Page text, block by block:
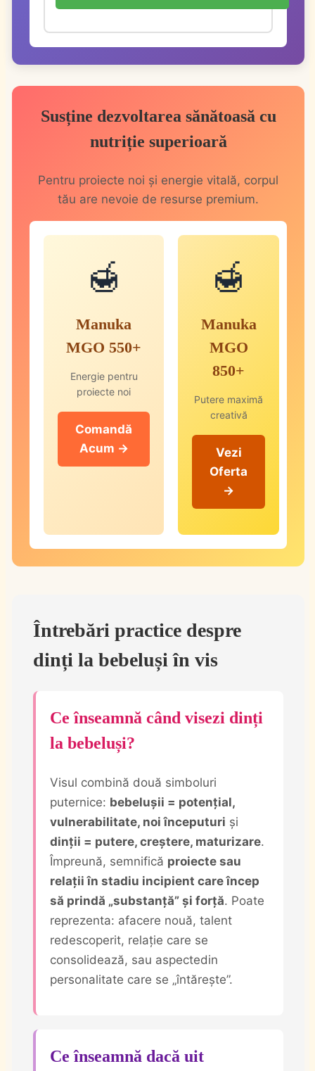
Susține dezvoltarea sănătoasă cu
nutriție superioară
Pentru proiecte noi și energie vitală, corpul
tău are nevoie de resurse premium.
🍯
Manuka
MGO 550+
Energie pentru
proiecte noi
Comandă
Acum →
🍯
Manuka
MGO
850+
Putere maximă
creativă
Vezi
Oferta
→
Întrebări practice despre
dinți la bebeluși în vis
Ce înseamnă când visezi dinți
la bebeluși?
Visul combină două simboluri
puternice: bebelușii = potențial,
vulnerabilitate, noi începuturi și
dinții = putere, creștere, maturizare.
Împreună, semnifică proiecte sau
relații în stadiu incipient care încep
să prindă „substanță” și forță. Poate
reprezenta: afacere nouă, talent
redescoperit, relație care se
consolidează, sau aspectedin
personalitate care se „întărește”.
Ce înseamnă dacă uit